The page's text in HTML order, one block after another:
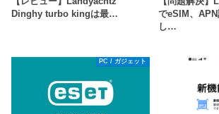
Dinghy turbo kingは最…
でeSIM、
し…
PC / ガジェット